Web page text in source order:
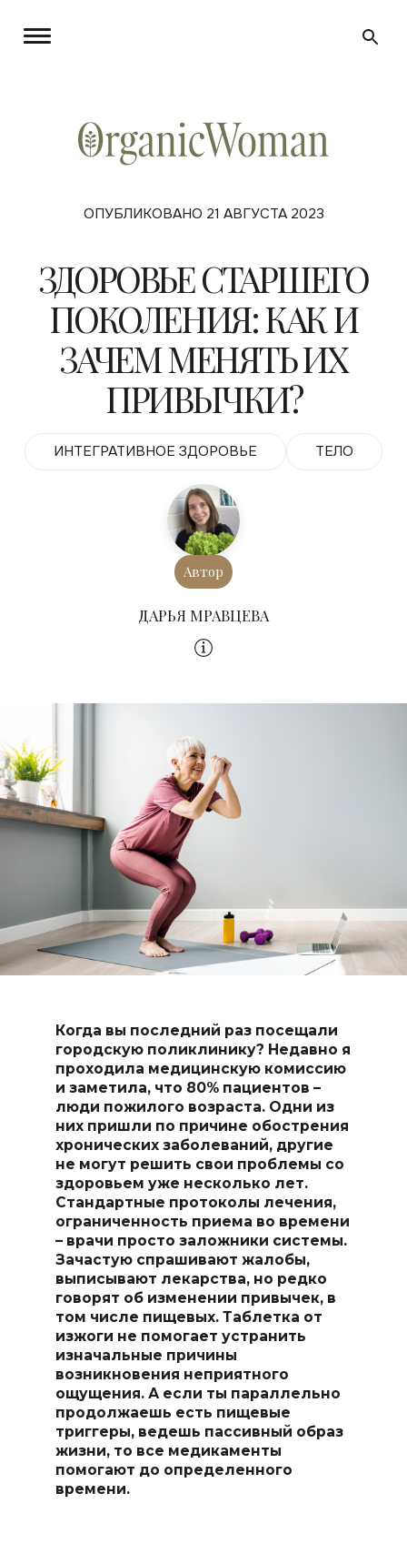
ОПУБЛИКОВАНО 21 АВГУСТА 2023
ЗДОРОВЬЕ СТАРШЕГО
ПОКОЛЕНИЯ: КАК И
ЗАЧЕМ МЕНЯТЬ ИХ
ПРИВЫЧКИ?
ИНТЕГРАТИВНОЕ ЗДОРОВЬЕ ТЕЛО
Автор
ДАРЬЯ МРАВЦЕВА
Когда вы последний раз посещали
городскую поликлинику? Недавно я
проходила медицинскую комиссию
и заметила, что 80% пациентов –
люди пожилого возраста. Одни из
них пришли по причине обострения
хронических заболеваний, другие
не могут решить свои проблемы со
здоровьем уже несколько лет.
Стандартные протоколы лечения,
ограниченность приема во времени
– врачи просто заложники системы.
Зачастую спрашивают жалобы,
выписывают лекарства, но редко
говорят об изменении привычек, в
том числе пищевых. Таблетка от
изжоги не помогает устранить
изначальные причины
возникновения неприятного
ощущения. А если ты параллельно
продолжаешь есть пищевые
триггеры, ведешь пассивный образ
жизни, то все медикаменты
помогают до определенного
времени.